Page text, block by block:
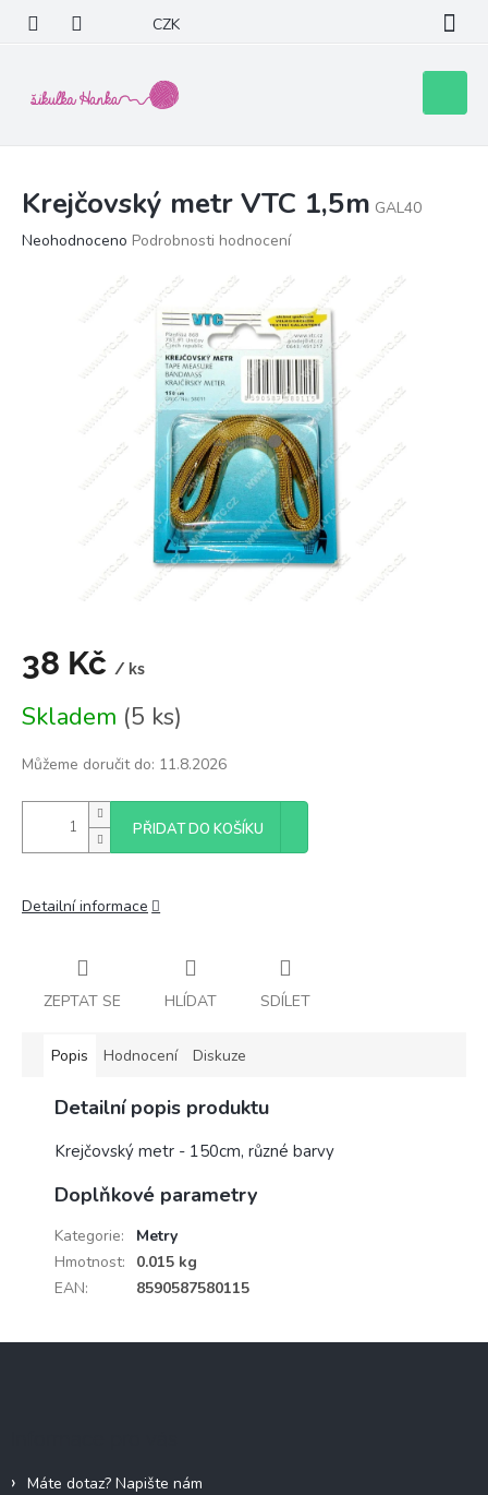
obsah
CZK
košík
Krejčovský metr VTC 1,5m GAL40
Průměrné
Neohodnoceno Podrobnosti hodnocení
38 Kč / ks
cena:
Skladem (5 ks)
Můžeme doručit do: 11.8.2026
PŘIDAT DO KOŠÍKU
Detailní informace
ZEPTAT SE HLÍDAT SDÍLET
Popis Hodnocení Diskuze
Detailní popis produktu
Krejčovský metr - 150cm, různé barvy
Doplňkové parametry
Kategorie:
Metry
Hmotnost:
0.015 kg
EAN: 8590587580115
Máte dotaz? Napište nám